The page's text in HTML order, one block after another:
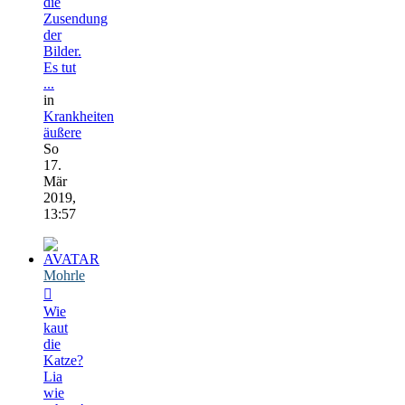
Zusendung
der
Bilder.
Es tut
...
in
Krankheiten
äußere
So
17.
Mär
2019,
13:57
Mohrle
Wie
kaut
die
Katze?
Lia
wie